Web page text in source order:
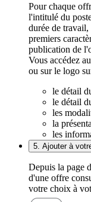
Pour chaque
l'intitulé du
durée de
premiers
publication de
Vous accédez
ou sur le logo
le détail
le détail
les
la
les
5. Ajouter à
Depuis la page
d'une offre
votre choix à